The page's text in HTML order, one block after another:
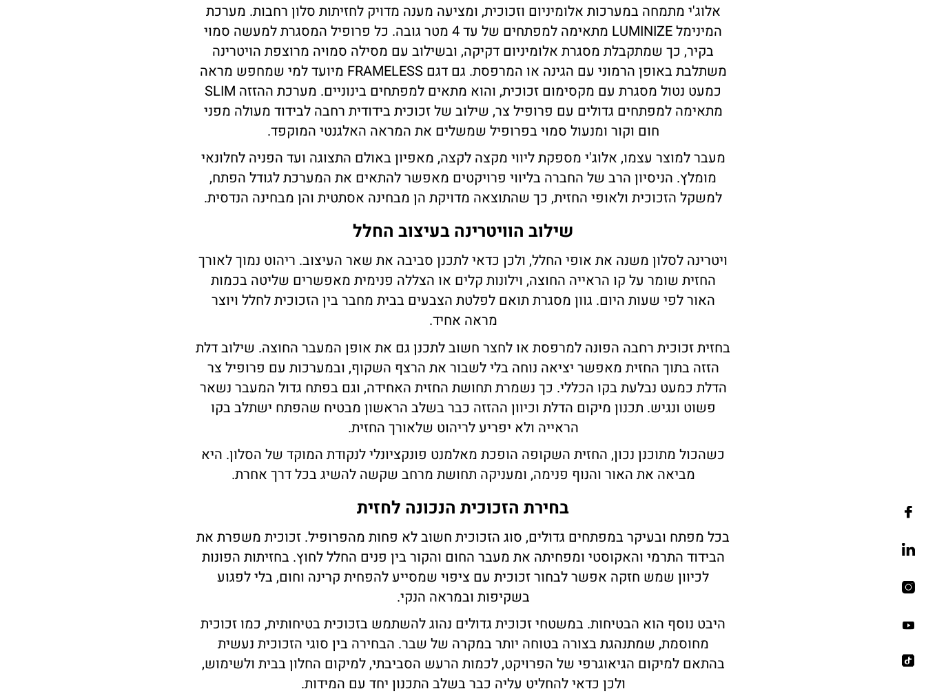
אלוג'י מתמחה במערכות אלומיניום וזכוכית, ומציעה מענה מדויק לחזיתות סלון רחבות. מערכת
המינימל LUMINIZE מתאימה למפתחים של עד 4 מטר גובה. כל פרופיל המסגרת למעשה סמוי
בקיר, כך שמתקבלת מסגרת אלומיניום דקיקה, ובשילוב עם מסילה סמויה מרוצפת הויטרינה
משתלבת באופן הרמוני עם הגינה או המרפסת. גם דגם FRAMELESS מיועד למי שמחפש מראה
כמעט נטול מסגרת עם מקסימום זכוכית, והוא מתאים למפתחים בינוניים. מערכת ההזזה SLIM
מתאימה למפתחים גדולים עם פרופיל צר, שילוב של זכוכית בידודית רחבה לבידוד מעולה מפני
חום וקור ומנעול סמוי בפרופיל שמשלים את המראה האלגנטי המוקפד.
מעבר למוצר עצמו, אלוג'י מספקת ליווי מקצה לקצה, מאפיון באולם התצוגה ועד הפניה לחלונאי
מומלץ. הניסיון הרב של החברה בליווי פרויקטים מאפשר להתאים את המערכת לגודל הפתח,
למשקל הזכוכית ולאופי החזית, כך שהתוצאה מדויקת הן מבחינה אסתטית והן מבחינה הנדסית.
שילוב הוויטרינה בעיצוב החלל
ויטרינה לסלון משנה את אופי החלל, ולכן כדאי לתכנן סביבה את שאר העיצוב. ריהוט נמוך לאורך
החזית שומר על קו הראייה החוצה, וילונות קלים או הצללה פנימית מאפשרים שליטה בכמות
האור לפי שעות היום. גוון מסגרת תואם לפלטת הצבעים בבית מחבר בין הזכוכית לחלל ויוצר
מראה אחיד.
בחזית זכוכית רחבה הפונה למרפסת או לחצר חשוב לתכנן גם את אופן המעבר החוצה. שילוב דלת
הזזה בתוך החזית מאפשר יציאה נוחה בלי לשבור את הרצף השקוף, ובמערכות עם פרופיל צר
הדלת כמעט נבלעת בקו הכללי. כך נשמרת תחושת החזית האחידה, וגם בפתח גדול המעבר נשאר
פשוט ונגיש. תכנון מיקום הדלת וכיוון ההזזה כבר בשלב הראשון מבטיח שהפתח ישתלב בקו
הראייה ולא יפריע לריהוט שלאורך החזית.
כשהכול מתוכנן נכון, החזית השקופה הופכת מאלמנט פונקציונלי לנקודת המוקד של הסלון. היא
מביאה את האור והנוף פנימה, ומעניקה תחושת מרחב שקשה להשיג בכל דרך אחרת.
בחירת הזכוכית הנכונה לחזית
בכל מפתח ובעיקר במפתחים גדולים, סוג הזכוכית חשוב לא פחות מהפרופיל. זכוכית משפרת את
הבידוד התרמי והאקוסטי ומפחיתה את מעבר החום והקור בין פנים החלל לחוץ. בחזיתות הפונות
לכיוון שמש חזקה אפשר לבחור זכוכית עם ציפוי שמסייע להפחית קרינה וחום, בלי לפגוע
בשקיפות ובמראה הנקי.
היבט נוסף הוא הבטיחות. במשטחי זכוכית גדולים נהוג להשתמש בזכוכית בטיחותית, כמו זכוכית
מחוסמת, שמתנהגת בצורה בטוחה יותר במקרה של שבר. הבחירה בין סוגי הזכוכית נעשית
בהתאם למיקום הגיאוגרפי של הפרויקט, לכמות הרעש הסביבתי, למיקום החלון בבית ולשימוש,
ולכן כדאי להחליט עליה כבר בשלב התכנון יחד עם המידות.